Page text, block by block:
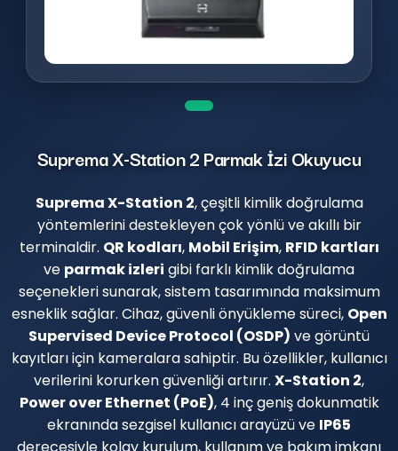
Suprema X-Station 2 Parmak İzi Okuyucu
Suprema X-Station 2, çeşitli kimlik doğrulama
yöntemlerini destekleyen çok yönlü ve akıllı bir
terminaldir. QR kodları, Mobil Erişim, RFID kartları
ve parmak izleri gibi farklı kimlik doğrulama
seçenekleri sunarak, sistem tasarımında maksimum
esneklik sağlar. Cihaz, güvenli önyükleme süreci, Open
Supervised Device Protocol (OSDP) ve görüntü
kayıtları için kameralara sahiptir. Bu özellikler, kullanıcı
verilerini korurken güvenliği artırır. X-Station 2,
Power over Ethernet (PoE), 4 inç geniş dokunmatik
ekranında sezgisel kullanıcı arayüzü ve IP65
derecesiyle kolay kurulum, kullanım ve bakım imkanı